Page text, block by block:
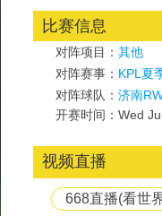
比赛信息
对阵项目： 其他
对阵赛事： KPL夏
对阵球队： 济南
开赛时间：Wed
视频直播
668直播(看世